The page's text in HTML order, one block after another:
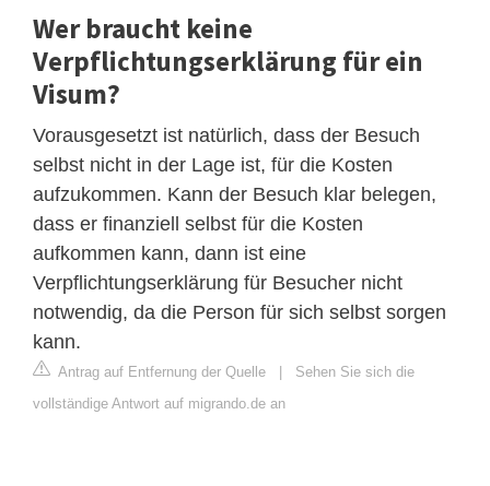
Wer braucht keine
Verpflichtungserklärung für ein
Visum?
Vorausgesetzt ist natürlich, dass der Besuch
selbst nicht in der Lage ist, für die Kosten
aufzukommen. Kann der Besuch klar belegen,
dass er finanziell selbst für die Kosten
aufkommen kann, dann ist eine
Verpflichtungserklärung für Besucher nicht
notwendig, da die Person für sich selbst sorgen
kann.
Antrag auf Entfernung der Quelle | Sehen Sie sich die
vollständige Antwort auf migrando.de an